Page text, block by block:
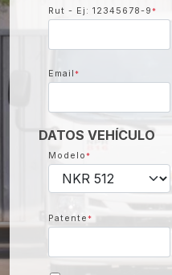
Rut - Ej: 12345678-9*
Email*
DATOS VEHÍCULO
Modelo*
Patente*